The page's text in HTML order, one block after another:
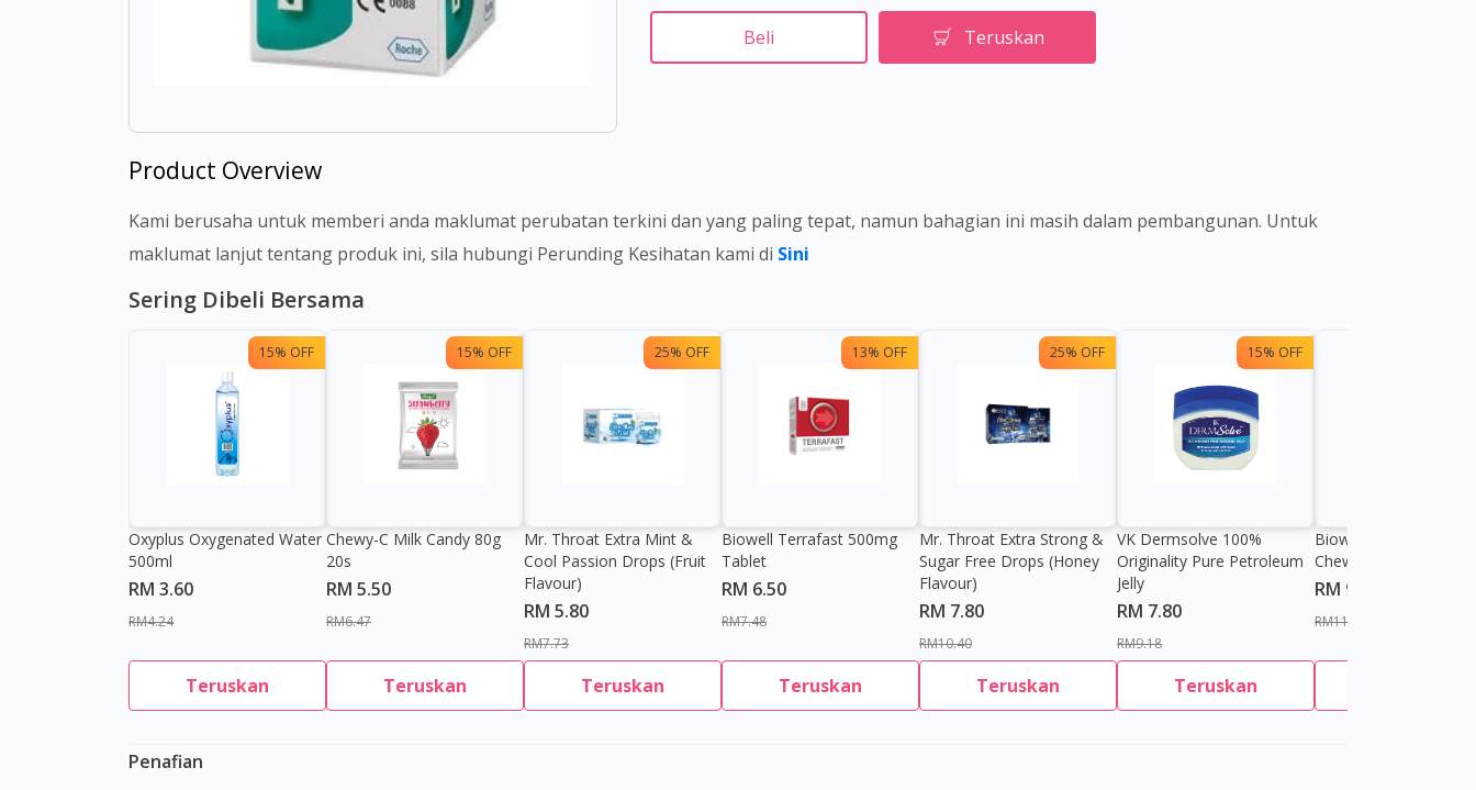
Beli Teruskan
Product Overview
Kami berusaha untuk memberi anda maklumat perubatan terkini dan yang paling tepat, namun bahagian ini masih dalam pembangunan. Untuk
maklumat lanjut tentang produk ini, sila hubungi Perunding Kesihatan kami di Sini
Sering Dibeli Bersama
15% OFF
Oxyplus Oxygenated Water
500ml
RM 3.60
RM4.24
Teruskan
15% OFF
Chewy-C Milk Candy 80g
20s
RM 5.50
RM6.47
Teruskan
25% OFF
Mr. Throat Extra Mint &
Cool Passion Drops (Fruit
Flavour)
RM 5.80
RM7.73
Teruskan
13% OFF
Biowell Terrafast 500mg
Tablet
RM 6.50
RM7.48
Teruskan
25% OFF
Mr. Throat Extra Strong &
Sugar Free Drops (Honey
Flavour)
RM 7.80
RM10.40
Teruskan
15% OFF
VK Dermsolve 100%
Originality Pure Petroleum
Jelly
RM 7.80
RM9.18
Teruskan
Biowell Zeero 200mg
Chewable Tablet
RM 9.80
RM11.27
Penafian